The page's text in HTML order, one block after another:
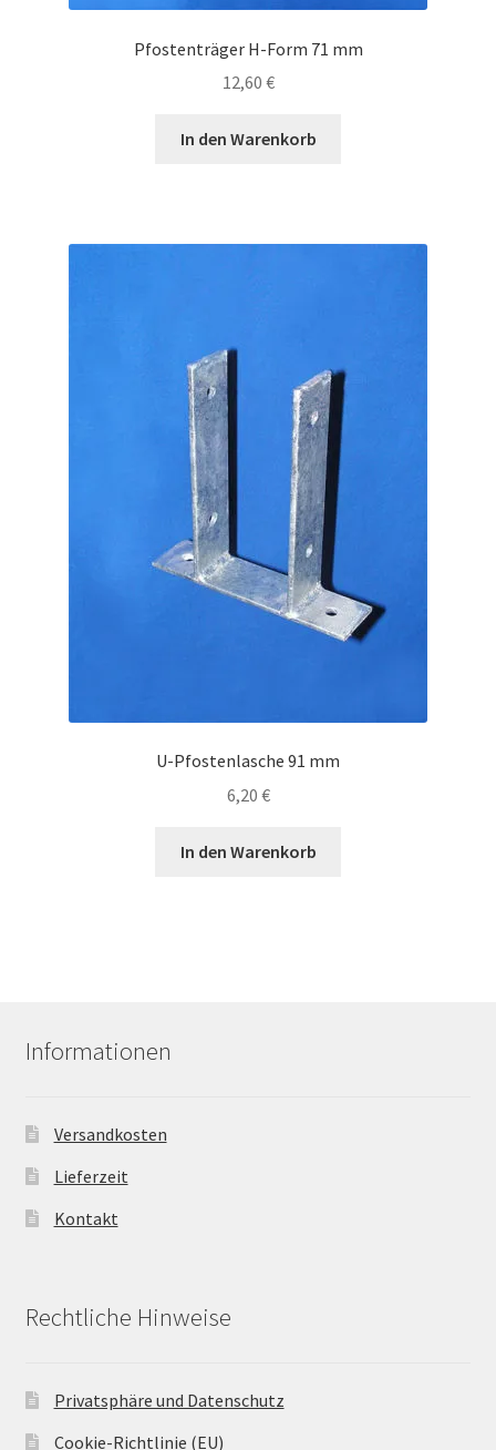
Pfostenträger H-Form 71 mm
12,60 €
In den Warenkorb
U-Pfostenlasche 91 mm
6,20 €
In den Warenkorb
Informationen
Versandkosten
Lieferzeit
Kontakt
Rechtliche Hinweise
Privatsphäre und Datenschutz
Cookie-Richtlinie (EU)